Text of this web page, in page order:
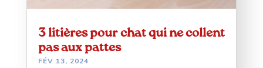
3 litières pour chat qui ne collent
pas aux pattes
FÉV 13, 2024